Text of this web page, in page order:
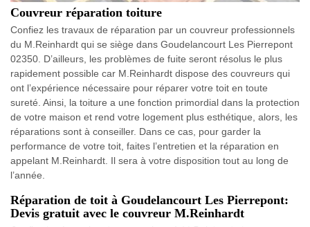
Couvreur réparation toiture
Confiez les travaux de réparation par un couvreur professionnels
du M.Reinhardt qui se siège dans Goudelancourt Les Pierrepont
02350. D’ailleurs, les problèmes de fuite seront résolus le plus
rapidement possible car M.Reinhardt dispose des couvreurs qui
ont l’expérience nécessaire pour réparer votre toit en toute
sureté. Ainsi, la toiture a une fonction primordial dans la protection
de votre maison et rend votre logement plus esthétique, alors, les
réparations sont à conseiller. Dans ce cas, pour garder la
performance de votre toit, faites l’entretien et la réparation en
appelant M.Reinhardt. Il sera à votre disposition tout au long de
l’année.
Réparation de toit à Goudelancourt Les Pierrepont:
Devis gratuit avec le couvreur M.Reinhardt